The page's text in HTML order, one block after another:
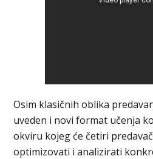
Osim klasičnih oblika
uveden i novi format učenja
okviru kojeg će četiri
optimizovati i analizirati